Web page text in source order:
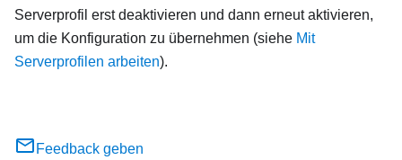
Serverprofil erst deaktivieren und dann erneut aktivieren,
um die Konfiguration zu übernehmen (siehe Mit
Serverprofilen arbeiten).
Feedback geben